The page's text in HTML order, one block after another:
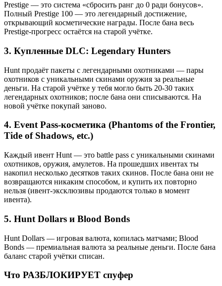
Prestige — это система «сбросить ранг до 0 ради бонусов».
Полный Prestige 100 — это легендарный достижение,
открывающий косметические награды. После бана весь
Prestige-прогресс остаётся на старой учётке.
3. Купленные DLC: Legendary Hunters
Hunt продаёт пакеты с легендарными охотниками — пары
охотников с уникальными скинами оружия за реальные
деньги. На старой учётке у тебя могло быть 20-30 таких
легендарных охотников; после бана они списываются. На
новой учётке покупай заново.
4. Event Pass-косметика (Phantoms of the Frontier,
Tide of Shadows, etc.)
Каждый ивент Hunt — это battle pass с уникальными скинами
охотников, оружия, амулетов. На прошедших ивентах ты
накопил несколько десятков таких скинов. После бана они не
возвращаются никаким способом, и купить их повторно
нельзя (ивент-эксклюзивы продаются только в момент
ивента).
5. Hunt Dollars и Blood Bonds
Hunt Dollars — игровая валюта, копилась матчами; Blood
Bonds — премиальная валюта за реальные деньги. После бана
баланс старой учётки списан.
Что РАЗБЛОКИРУЕТ спуфер